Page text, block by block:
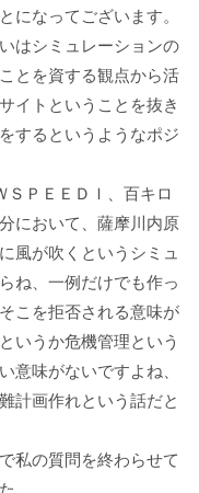
になってございます。
はシミュレーションの
とを資する観点から活
イトということを抜き
するというようなポジ
ＰＥＥＤＩ、百キロ
において、薩摩川内原
風が吹くというシミュ
ね、一例だけでも作っ
こを拒否される意味が
いうか危機管理という
意味がないですよね、
計画作れという話だと
私の質問を終わらせて
。